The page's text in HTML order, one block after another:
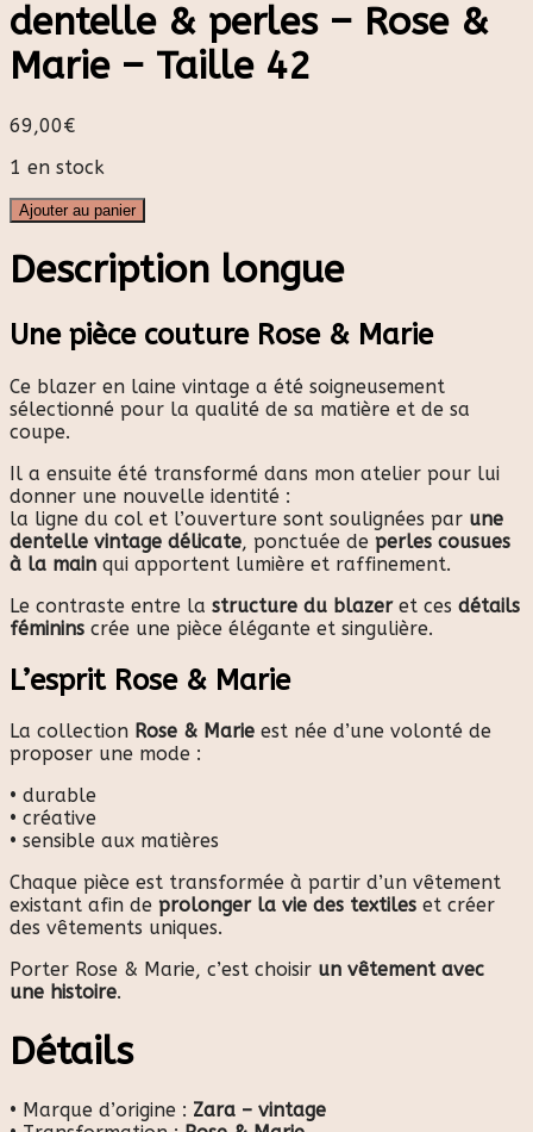
dentelle & perles – Rose &
Marie – Taille 42
69,00€
1 en stock
Ajouter au panier
Description longue
Une pièce couture Rose & Marie
Ce blazer en laine vintage a été soigneusement
sélectionné pour la qualité de sa matière et de sa
coupe.
Il a ensuite été transformé dans mon atelier pour lui
donner une nouvelle identité :
la ligne du col et l’ouverture sont soulignées par une
dentelle vintage délicate, ponctuée de perles cousues
à la main qui apportent lumière et raffinement.
Le contraste entre la structure du blazeret ces détails
féminins crée une pièce élégante et singulière.
L’esprit Rose & Marie
La collection Rose & Marie est née d’une volonté de
proposer une mode :
• durable
• créative
• sensible aux matières
Chaque pièce est transformée à partir d’un vêtement
existant afin de prolonger la vie des textiles et créer
des vêtements uniques.
Porter Rose & Marie, c’est choisir un vêtement avec
une histoire.
Détails
• Marque d’origine : Zara – vintage